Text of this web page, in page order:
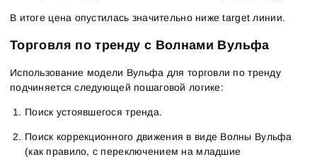
В итоге цена опустилась значительно ниже target линии.
Торговля по тренду с Волнами Вульфа
Использование модели Вульфа для торговли по тренду
подчиняется следующей пошаговой логике:
Поиск устоявшегося тренда.
Поиск коррекционного движения в виде Волны Вульфа
(как правило, с переключением на младшие